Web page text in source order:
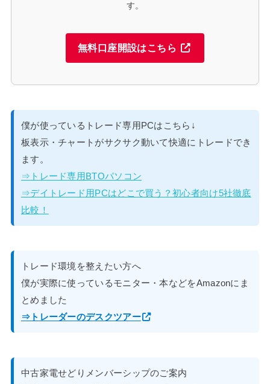
す。
無料口座開設はこちら
僕が使っているトレード専用PCはこちら↓
板表示・チャートがサクサク動いて快適にトレードでき
ます。
⇒トレード専用BTOパソコン
⇒デイトレード用PCはどこで買う？初心者向け5社徹底
比較！
トレード環境を整えたい方へ
僕が実際に使っているモニター・本などをAmazonにま
とめました
⇒トレーダーのデスクツアー
中古家電せどりメンバーシップのご案内